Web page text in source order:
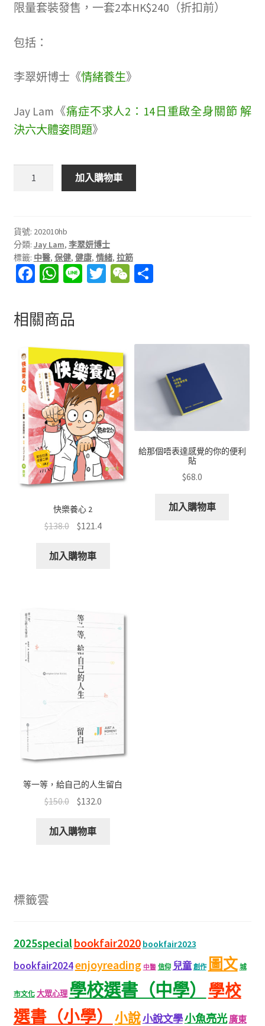
限量套裝發售，一套2本HK$240（折扣前）
包括：
李翠妍博士《情緒養生》
Jay Lam《痛症不求人2：14日重啟全身關節 解
決六大體姿問題》
＋
痛
症
不
2（一
本）
數
量
加入購物車
貨號: 202010hb
分類: Jay Lam, 李翠妍博士
標籤: 中醫, 保健, 健康, 情緒, 拉筋
Fa
b
o
o
k
W
at
sA
p
p
Li T W
at
分
相關商品
快樂養心 2
$138.0 $121.4
加入購物車
給那個唔表達感覺的你的便利
貼
$68.0
加入購物車
等一等，給自己的人生留白
$150.0 $132.0
加入購物車
標籤雲
2025specialbookfair2020 bookfair2023
bookfair2024enjoyreading 中醫 信仰 兒童 創作 圖文 城
市文化 大眾心理 學校選書（中學）
學校
選書（小學）
小說小說文學小魚亮光廣東